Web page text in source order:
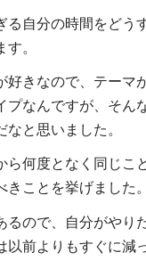
る自分の時間をどう
。
好きなので、テーマ
プなんですが、そん
と思いました。
ら何度となく同じこ
ことを挙げました。
るので、自分がやり
以前よりもすぐに減